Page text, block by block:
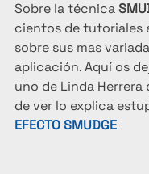
Sobre la técnica
cientos de tutoriales
sobre sus mas
aplicación. Aquí os
uno de Linda Herrera
de ver lo explica
EFECTO SMUDGE